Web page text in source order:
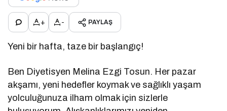
+ - PAYLAŞ
Yeni bir hafta, taze bir başlangıç!
Ben Diyetisyen Melina Ezgi Tosun. Her pazar
akşamı, yeni hedefler koymak ve sağlıklı yaşam
yolculuğunuza ilham olmak için sizlerle